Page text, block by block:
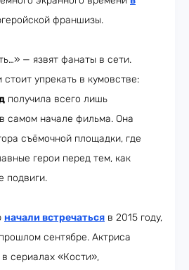
франшизы.
— язвят фанаты в сети.
упрекать в кумовстве:
получила всего лишь
самом начале фильма. Она
съёмочной площадки, где
герои перед тем, как
подвиги.
начали встречаться в 2015 году,
сентябре. Актриса
сериалах «Кости»,